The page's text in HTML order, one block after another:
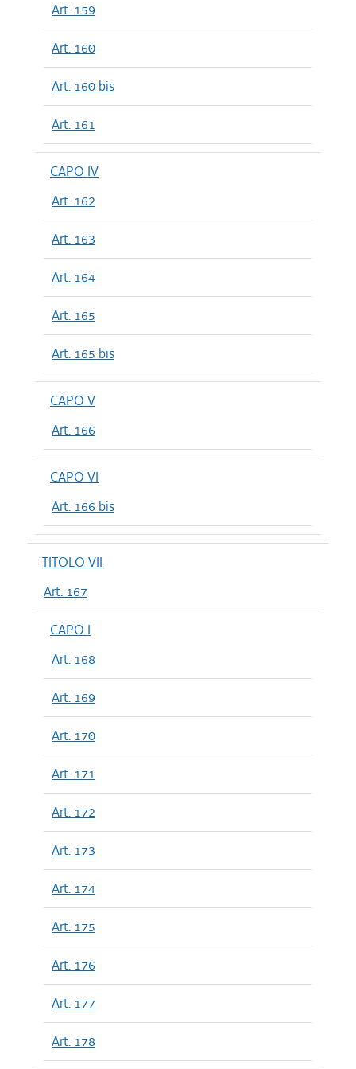
Art. 159
Art. 160
Art. 160 bis
Art. 161
CAPO IV
Art. 162
Art. 163
Art. 164
Art. 165
Art. 165 bis
CAPO V
Art. 166
CAPO VI
Art. 166 bis
TITOLO VII
Art. 167
CAPO I
Art. 168
Art. 169
Art. 170
Art. 171
Art. 172
Art. 173
Art. 174
Art. 175
Art. 176
Art. 177
Art. 178